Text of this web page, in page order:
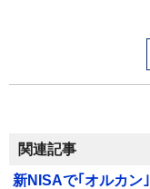
関連記事
新NISAで｢オルカ